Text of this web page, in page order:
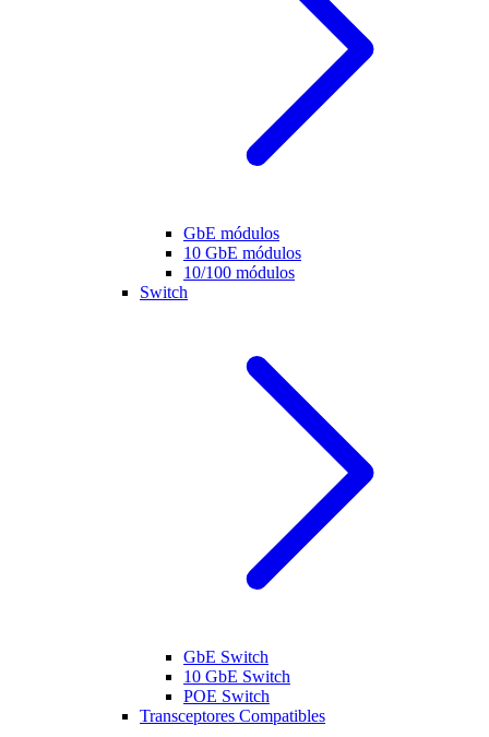
GbE módulos
10 GbE módulos
10/100 módulos
Switch
GbE Switch
10 GbE Switch
POE Switch
Transceptores Compatibles